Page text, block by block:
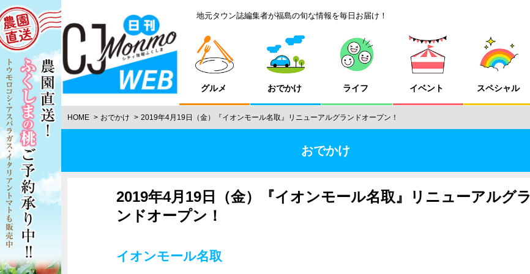
地元タウン誌編集者が福島の旬な情報を毎日お届け！
グルメ おでかけ ライフ イベント スペシャル
HOME おでかけ 2019年4月19日（金）『イオンモール名取』リニューアルグランドオープン！
おでかけ
2019年4月19日（金）『イオンモール名取』リニューアルグラ
ンドオープン！
イオンモール名取